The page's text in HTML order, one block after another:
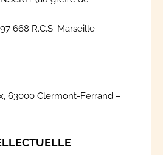
668 R.C.S. Marseille
63000 Clermont-Ferrand –